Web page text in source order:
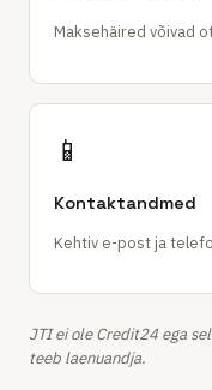
Maksehäired võivad
📱
Kontaktandmed
Kehtiv e-post ja
JTI ei ole Credit24 ega
teeb laenuandja.